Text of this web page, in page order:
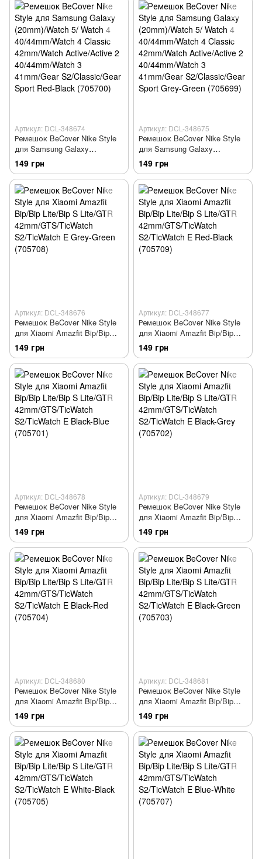
40/44mm/Watch 3 41mm/Gear
S2/Classic/Gear Sport Black-
Red (705695)
40/44mm/Watch 3 41mm/Gear
S2/Classic/Gear Sport Black-
Blue (705692)
Артикул: DCL-348674
Ремешок BeCover Nike Style
для Samsung Galaxy
(20mm)/Watch 5/ Watch 4
40/44mm/Watch 4 Classic
42mm/Watch Active/Active 2
40/44mm/Watch 3 41mm/Gear
S2/Classic/Gear Sport Red-
Black (705700)
149 грн
Артикул: DCL-348675
Ремешок BeCover Nike Style
для Samsung Galaxy
(20mm)/Watch 5/ Watch 4
40/44mm/Watch 4 Classic
42mm/Watch Active/Active 2
40/44mm/Watch 3 41mm/Gear
S2/Classic/Gear Sport Grey-
Green (705699)
149 грн
Артикул: DCL-348676
Ремешок BeCover Nike Style
для Xiaomi Amazfit Bip/Bip
Lite/Bip S Lite/GTR
42mm/GTS/TicWatch
S2/TicWatch E Grey-Green
(705708)
149 грн
Артикул: DCL-348677
Ремешок BeCover Nike Style
для Xiaomi Amazfit Bip/Bip
Lite/Bip S Lite/GTR
42mm/GTS/TicWatch
S2/TicWatch E Red-Black
(705709)
149 грн
Артикул: DCL-348678
Ремешок BeCover Nike Style
для Xiaomi Amazfit Bip/Bip
Lite/Bip S Lite/GTR
42mm/GTS/TicWatch
S2/TicWatch E Black-Blue
(705701)
149 грн
Артикул: DCL-348679
Ремешок BeCover Nike Style
для Xiaomi Amazfit Bip/Bip
Lite/Bip S Lite/GTR
42mm/GTS/TicWatch
S2/TicWatch E Black-Grey
(705702)
149 грн
Артикул: DCL-348680
Ремешок BeCover Nike Style
для Xiaomi Amazfit Bip/Bip
Lite/Bip S Lite/GTR
42mm/GTS/TicWatch
S2/TicWatch E Black-Red
(705704)
149 грн
Артикул: DCL-348681
Ремешок BeCover Nike Style
для Xiaomi Amazfit Bip/Bip
Lite/Bip S Lite/GTR
42mm/GTS/TicWatch
S2/TicWatch E Black-Green
(705703)
149 грн